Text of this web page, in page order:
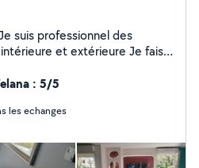
et extérieure Je fais
*Rénovation salle de bain
: 5/5
les echanges